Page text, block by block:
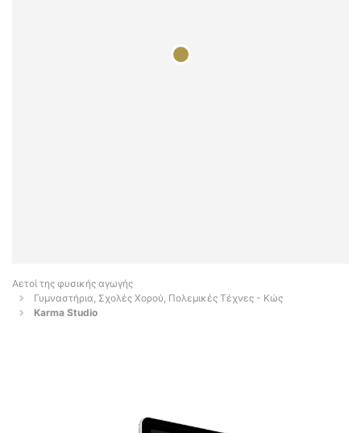
Αετοί της φυσικής αγωγής
Γυμναστήρια, Σχολές Χορού, Πολεμικές Τέχνες - Κώς
Karma Studio